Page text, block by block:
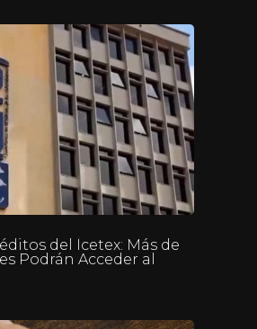
del Icetex: Más de
Podrán Acceder al